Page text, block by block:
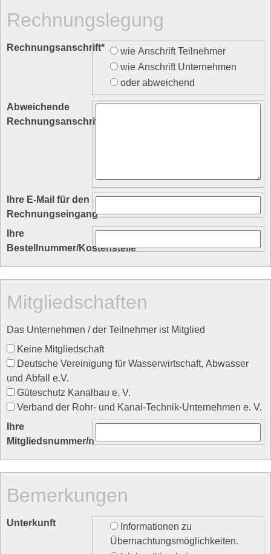
Rechnungslegung
Rechnungsanschrift*
wie Anschrift Teilnehmer
wie Anschrift Unternehmen
oder abweichend
Abweichende
Rechnungsanschrift
Ihre E-Mail für den
Rechnungseingang
Ihre
Bestellnummer/Kostenstelle
Mitgliedschaften
Das Unternehmen / der Teilnehmer ist Mitglied
Keine Mitgliedschaft
und Abfall e.V.
Güteschutz Kanalbau e. V.
Verband der Rohr- und Kanal-Technik-Unternehmen e. V.
Ihre
Mitgliedsnummer/n
Bemerkungen
Unterkunft
Informationen zu
Übernachtungsmöglichkeiten.